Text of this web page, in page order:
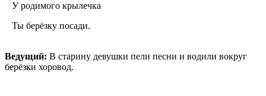
У родимого крылечка
Ты берёзку посади.
Ведущий: В старину девушки пели песни и водили вокруг
берёзки хоровод.